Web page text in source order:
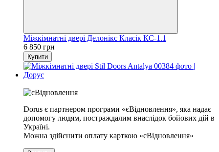
Міжкімнатні двері Делонікс Класік КС-1.1
6 850 грн
Купити
Dorus є партнером програми «єВідновлення», яка надає
допомогу людям, постраждалим внаслідок бойових дій в
Україні.
Можна здійснити оплату карткою «єВідновлення»